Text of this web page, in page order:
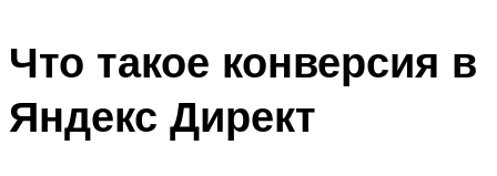
Что такое конверсия в
Яндекс Директ